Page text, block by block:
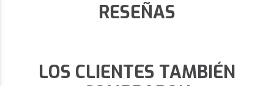
RESEÑAS
LOS CLIENTES TAMBIÉN